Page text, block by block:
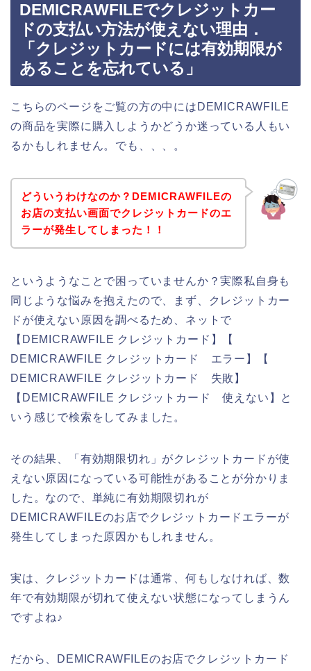
DEMICRAWFILEでクレジットカー
ドの支払い方法が使えない理由．
「クレジットカードには有効期限が
あることを忘れている」
こちらのページをご覧の方の中にはDEMICRAWFILE
の商品を実際に購入しようかどうか迷っている人もい
るかもしれません。でも、、、。
どういうわけなのか？DEMICRAWFILEの
お店の支払い画面でクレジットカードのエ
ラーが発生してしまった！！
というようなことで困っていませんか？実際私自身も
同じような悩みを抱えたので、まず、クレジットカー
ドが使えない原因を調べるため、ネットで
【DEMICRAWFILE クレジットカード】【
DEMICRAWFILE クレジットカード エラー】【
DEMICRAWFILE クレジットカード 失敗】
【DEMICRAWFILE クレジットカード 使えない】と
いう感じで検索をしてみました。
その結果、「有効期限切れ」がクレジットカードが使
えない原因になっている可能性があることが分かりま
した。なので、単純に有効期限切れが
DEMICRAWFILEのお店でクレジットカードエラーが
発生してしまった原因かもしれません。
実は、クレジットカードは通常、何もしなければ、数
年で有効期限が切れて使えない状態になってしまうん
ですよね♪
だから、DEMICRAWFILEのお店でクレジットカード